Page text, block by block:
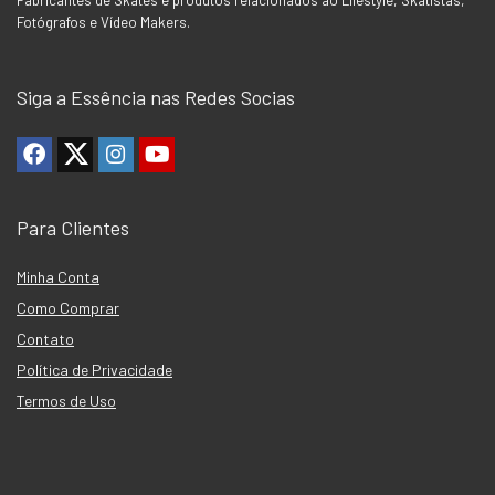
Fotógrafos e Vídeo Makers.
Siga a Essência nas Redes Socias
Para Clientes
Minha Conta
Como Comprar
Contato
Política de Privacidade
Termos de Uso